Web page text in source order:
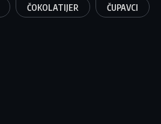
ČOKOLATIJER ČUPAVCI